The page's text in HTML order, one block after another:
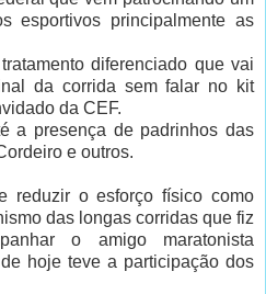
esportivos principalmente as
diferenciado que vai
da corrida sem falar no kit
da CEF.
a presença de padrinhos das
e outros.
reduzir o esforço físico como
das longas corridas que fiz
o amigo maratonista
hoje teve a participação dos